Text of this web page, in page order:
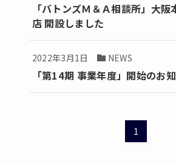
「バトンズＭ＆Ａ相談所」大阪
店 開設しました
2022年3月1日 NEWS
「第14期 事業年度」開始のお
1